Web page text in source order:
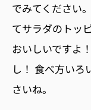
でみてください
てサラダのトッ
おいしいですよ
し！ 食べ方いろ
さいね。